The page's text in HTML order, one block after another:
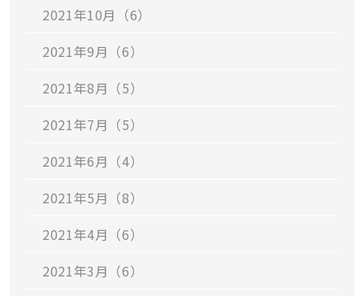
2021年10月（6）
2021年9月（6）
2021年8月（5）
2021年7月（5）
2021年6月（4）
2021年5月（8）
2021年4月（6）
2021年3月（6）